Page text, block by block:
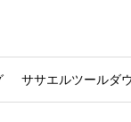
ササエルツールダ